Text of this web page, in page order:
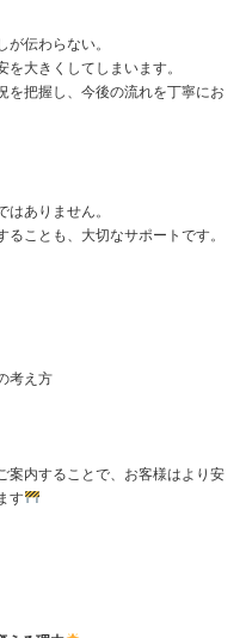
伝わらない。
大きくしてしまいます。
を把握し、今後の流れを丁寧にお
ありません。
ことも、大切なサポートです。
考え方
案内することで、お客様はより安
す